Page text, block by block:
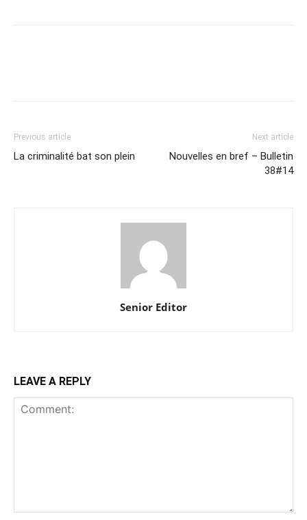
Previous article
La criminalité bat son plein
Next article
Nouvelles en bref – Bulletin
38#14
Senior Editor
LEAVE A REPLY